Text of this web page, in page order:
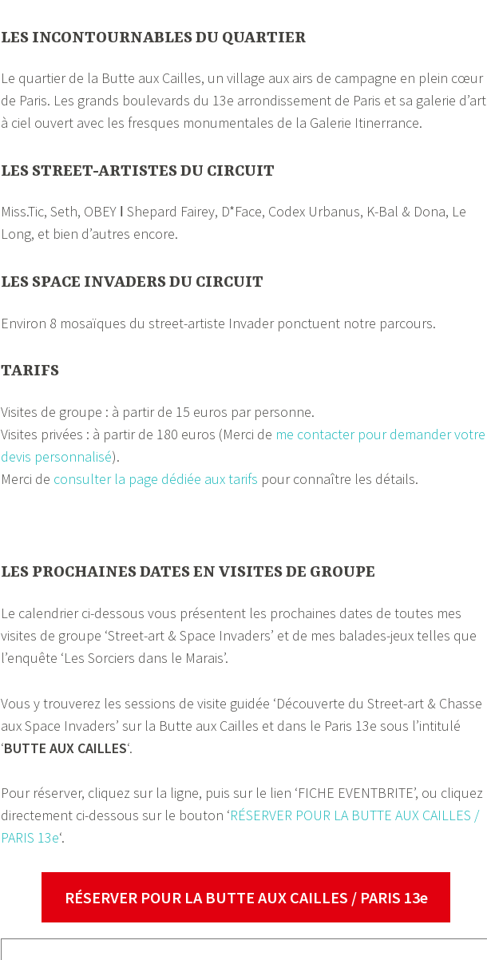
LES INCONTOURNABLES DU QUARTIER
Le quartier de la Butte aux Cailles, un village aux airs de campagne en plein cœur
de Paris. Les grands boulevards du 13e arrondissement de Paris et sa galerie d’art
à ciel ouvert avec les fresques monumentales de la Galerie Itinerrance.
LES STREET-ARTISTES DU CIRCUIT
Miss.Tic, Seth, OBEY ǀ Shepard Fairey, D*Face, Codex Urbanus, K-Bal & Dona, Le
Long, et bien d’autres encore.
LES SPACE INVADERS DU CIRCUIT
Environ 8 mosaïques du street-artiste Invader ponctuent notre parcours.
TARIFS
Visites de groupe : à partir de 15 euros par personne.
Visites privées : à partir de 180 euros (Merci de me contacter pour demander votre
devis personnalisé).
Merci de consulter la page dédiée aux tarifs pour connaître les détails.
LES PROCHAINES DATES EN VISITES DE GROUPE
Le calendrier ci-dessous vous présentent les prochaines dates de toutes mes
visites de groupe ‘Street-art & Space Invaders’ et de mes balades-jeux telles que
l’enquête ‘Les Sorciers dans le Marais’.
Vous y trouverez les sessions de visite guidée ‘Découverte du Street-art & Chasse
aux Space Invaders’ sur la Butte aux Cailles et dans le Paris 13e sous l’intitulé
‘BUTTE AUX CAILLES‘.
Pour réserver, cliquez sur la ligne, puis sur le lien ‘FICHE EVENTBRITE’, ou cliquez
directement ci-dessous sur le bouton ‘RÉSERVER POUR LA BUTTE AUX CAILLES /
PARIS 13e‘.
RÉSERVER POUR LA BUTTE AUX CAILLES / PARIS 13e